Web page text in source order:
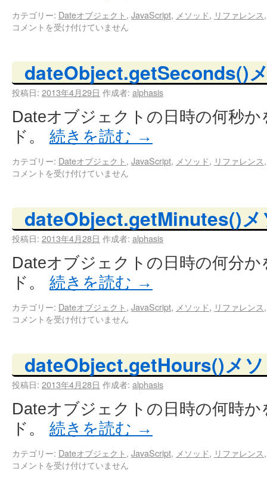
カテゴリー: Dateオブジェクト, JavaScript, メソッド, リファレンス
コメントを受け付けていません
dateObject.getSeconds()
投稿日: 2013年4月29日 作成者: alphasis
Dateオブジェクトの日時の何秒
ド。 続きを読む →
カテゴリー: Dateオブジェクト, JavaScript, メソッド, リファレンス
コメントを受け付けていません
dateObject.getMinutes()メ
投稿日: 2013年4月28日 作成者: alphasis
Dateオブジェクトの日時の何分
ド。 続きを読む →
カテゴリー: Dateオブジェクト, JavaScript, メソッド, リファレンス
コメントを受け付けていません
dateObject.getHours()メ
投稿日: 2013年4月28日 作成者: alphasis
Dateオブジェクトの日時の何時
ド。 続きを読む →
カテゴリー: Dateオブジェクト, JavaScript, メソッド, リファレンス
コメントを受け付けていません